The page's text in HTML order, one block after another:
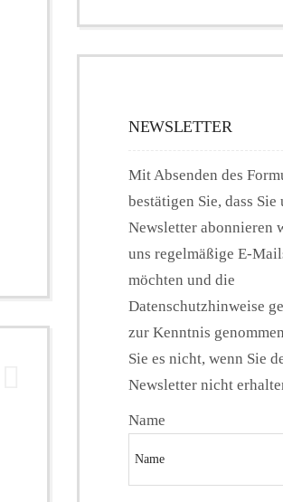
NEWSLETTER
Mit Absenden des
bestätigen Sie, dass Sie
Newsletter abonnieren
uns regelmäßige E-
möchten und die
Datenschutzhinweise
zur Kenntnis
Sie es nicht, wenn Sie
Newsletter nicht
Name